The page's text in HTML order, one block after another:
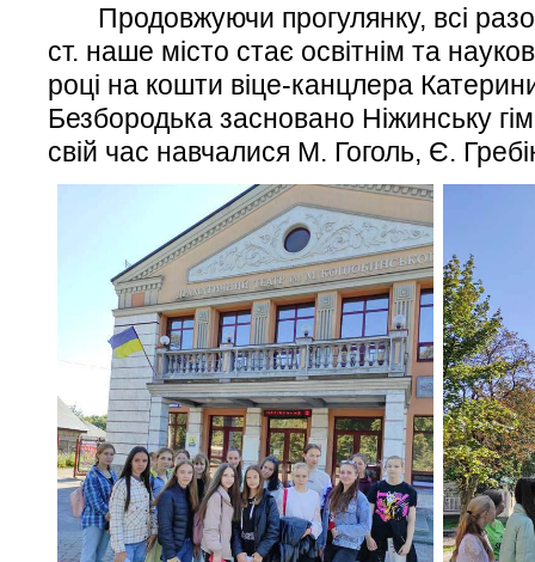
Продовжуючи прогулянку, всі
ст. наше місто стає освітнім та
році на кошти віце-канцлера
Безбородька засновано Ніжинську
свій час навчалися М. Гоголь, Є.